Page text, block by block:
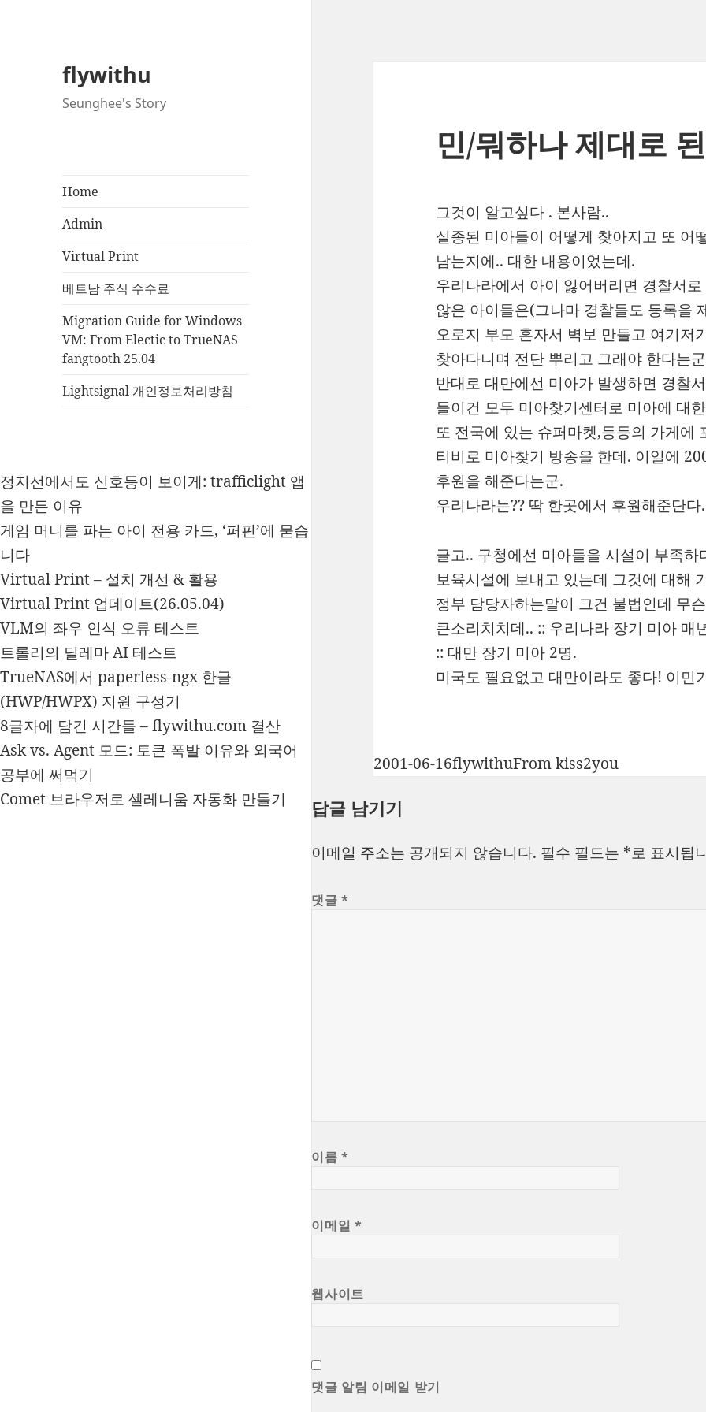
flywithu
Seunghee's Story
Home
Admin
Virtual Print
베트남 주식 수수료
Migration Guide for Windows
VM: From Electic to TrueNAS
fangtooth 25.04
Lightsignal 개인정보처리방침
정지선에서도 신호등이 보이게: trafficlight 앱
을 만든 이유
게임 머니를 파는 아이 전용 카드, ‘퍼핀’에 묻습
니다
Virtual Print – 설치 개선 & 활용
Virtual Print 업데이트(26.05.04)
VLM의 좌우 인식 오류 테스트
트롤리의 딜레마 AI 테스트
TrueNAS에서 paperless-ngx 한글
(HWP/HWPX) 지원 구성기
8글자에 담긴 시간들 – flywithu.com 결산
Ask vs. Agent 모드: 토큰 폭발 이유와 외국어
공부에 써먹기
Comet 브라우저로 셀레니움 자동화 만들기
민/뭐하나 제대로
그것이 알고싶다 . 본사람..
실종된 미아들이 어떻게 찾아지고 또 어
남는지에.. 대한 내용이었는데.
우리나라에서 아이 잃어버리면 경찰서
않은 아이들은(그나마 경찰들도 등록을
오로지 부모 혼자서 벽보 만들고 여기저
찾아다니며 전단 뿌리고 그래야 한다는
반대로 대만에선 미아가 발생하면 경찰
들이건 모두 미아찾기센터로 미아에 대
또 전국에 있는 슈퍼마켓,등등의 가게에
티비로 미아찾기 방송을 한데. 이일에
후원을 해준다는군.
우리나라는?? 딱 한곳에서 후원해준단
글고.. 구청에선 미아들을 시설이 부족하
보육시설에 보내고 있는데 그것에 대해
정부 담당자하는말이 그건 불법인데 무
큰소리치치데.. :: 우리나라 장기 미아 매
:: 대만 장기 미아 2명.
미국도 필요없고 대만이라도 좋다! 이민
작
일
2001-06-16글
flywithu카
From kiss2you
답글 남기기
이메일 주소는 공개되지 않습니다. 필수 필드는 *로 표시됩
댓글*
이름*
이메일 *
웹사이트
댓글 알림 이메일 받기